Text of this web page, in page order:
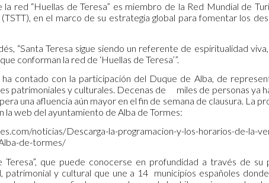
red “Huellas de Teresa” es miembro de la Red Mundial de
en el marco de su estrategia global para fomentar los
“Santa Teresa sigue siendo un referente de espiritualidad
conforman la red de ‘Huellas de Teresa’”.
contado con la participación del Duque de Alba, de
patrimoniales y culturales. Decenas de miles de personas ya
una afluencia aún mayor en el fin de semana de clausura. La
la web del ayuntamiento de Alba de Tormes:
noticias/Descarga-la-programacion-y-los-horarios-de-la-
de-tormes/
Teresa”, que puede conocerse en profundidad a través de su
patrimonial y cultural que une a 14 municipios españoles